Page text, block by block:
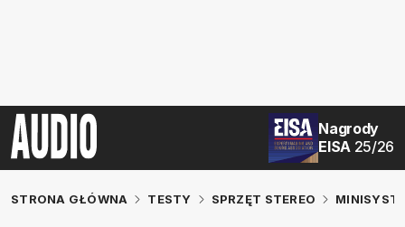
Nagrody
EISA 25/26
STRONA GŁÓWNA TESTY SPRZĘT STEREO